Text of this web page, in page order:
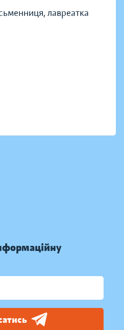
лавреатка